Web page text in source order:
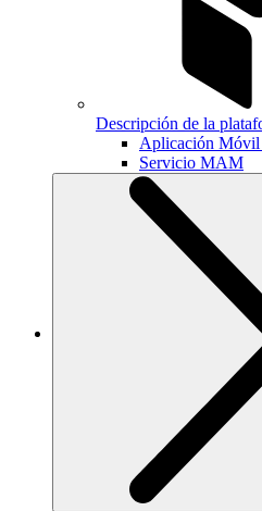
Descripción de la
Aplicación
Servicio MAM